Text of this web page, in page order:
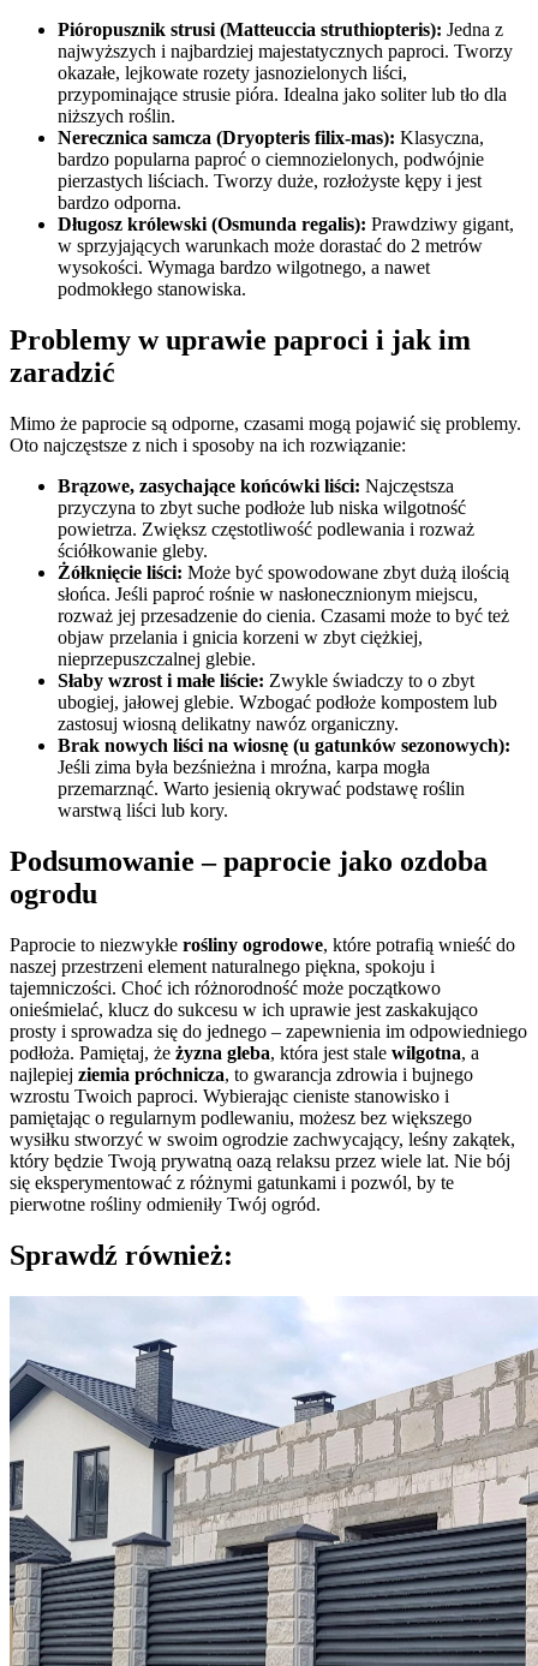
Pióropusznik strusi (Matteuccia struthiopteris): Jedna z
najwyższych i najbardziej majestatycznych paproci. Tworzy
okazałe, lejkowate rozety jasnozielonych liści,
przypominające strusie pióra. Idealna jako soliter lub tło dla
niższych roślin.
Nerecznica samcza (Dryopteris filix-mas): Klasyczna,
bardzo popularna paproć o ciemnozielonych, podwójnie
pierzastych liściach. Tworzy duże, rozłożyste kępy i jest
bardzo odporna.
Długosz królewski (Osmunda regalis): Prawdziwy gigant,
w sprzyjających warunkach może dorastać do 2 metrów
wysokości. Wymaga bardzo wilgotnego, a nawet
podmokłego stanowiska.
Problemy w uprawie paproci i jak im
zaradzić
Mimo że paprocie są odporne, czasami mogą pojawić się problemy.
Oto najczęstsze z nich i sposoby na ich rozwiązanie:
Brązowe, zasychające końcówki liści: Najczęstsza
przyczyna to zbyt suche podłoże lub niska wilgotność
powietrza. Zwiększ częstotliwość podlewania i rozważ
ściółkowanie gleby.
Żółknięcie liści: Może być spowodowane zbyt dużą ilością
słońca. Jeśli paproć rośnie w nasłonecznionym miejscu,
rozważ jej przesadzenie do cienia. Czasami może to być też
objaw przelania i gnicia korzeni w zbyt ciężkiej,
nieprzepuszczalnej glebie.
Słaby wzrost i małe liście: Zwykle świadczy to o zbyt
ubogiej, jałowej glebie. Wzbogać podłoże kompostem lub
zastosuj wiosną delikatny nawóz organiczny.
Brak nowych liści na wiosnę (u gatunków sezonowych):
Jeśli zima była bezśnieżna i mroźna, karpa mogła
przemarznąć. Warto jesienią okrywać podstawę roślin
warstwą liści lub kory.
Podsumowanie – paprocie jako ozdoba
ogrodu
Paprocie to niezwykłe rośliny ogrodowe, które potrafią wnieść do
naszej przestrzeni element naturalnego piękna, spokoju i
tajemniczości. Choć ich różnorodność może początkowo
onieśmielać, klucz do sukcesu w ich uprawie jest zaskakująco
prosty i sprowadza się do jednego – zapewnienia im odpowiedniego
podłoża. Pamiętaj, że żyzna gleba, która jest stale wilgotna, a
najlepiej ziemia próchnicza, to gwarancja zdrowia i bujnego
wzrostu Twoich paproci. Wybierając cieniste stanowisko i
pamiętając o regularnym podlewaniu, możesz bez większego
wysiłku stworzyć w swoim ogrodzie zachwycający, leśny zakątek,
który będzie Twoją prywatną oazą relaksu przez wiele lat. Nie bój
się eksperymentować z różnymi gatunkami i pozwól, by te
pierwotne rośliny odmieniły Twój ogród.
Sprawdź również: